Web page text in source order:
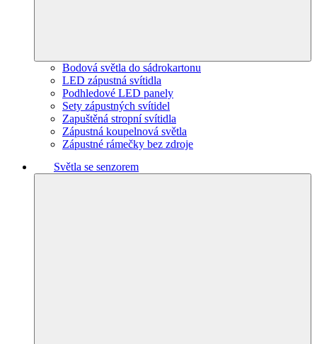
Bodová světla do sádrokartonu
LED zápustná svítidla
Podhledové LED panely
Sety zápustných svítidel
Zapuštěná stropní svítidla
Zápustná koupelnová světla
Zápustné rámečky bez zdroje
Světla se senzorem